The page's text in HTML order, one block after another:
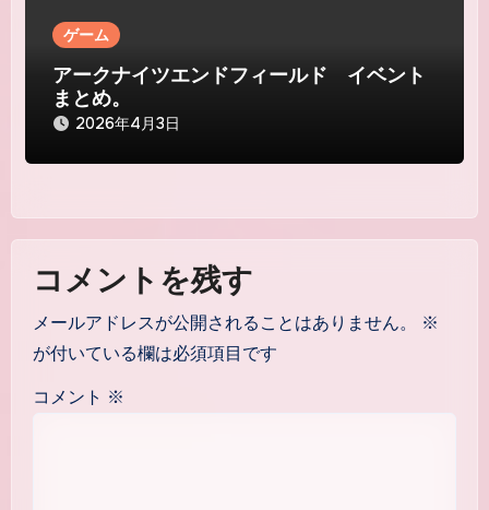
ゲーム
アークナイツエンドフィールド イベント
まとめ。
2026年4月3日
コメントを残す
メールアドレスが公開されることはありません。
※
が付いている欄は必須項目です
コメント ※